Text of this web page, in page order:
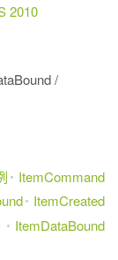
2010
/
ItemCommand
ItemCreated
ItemDataBound